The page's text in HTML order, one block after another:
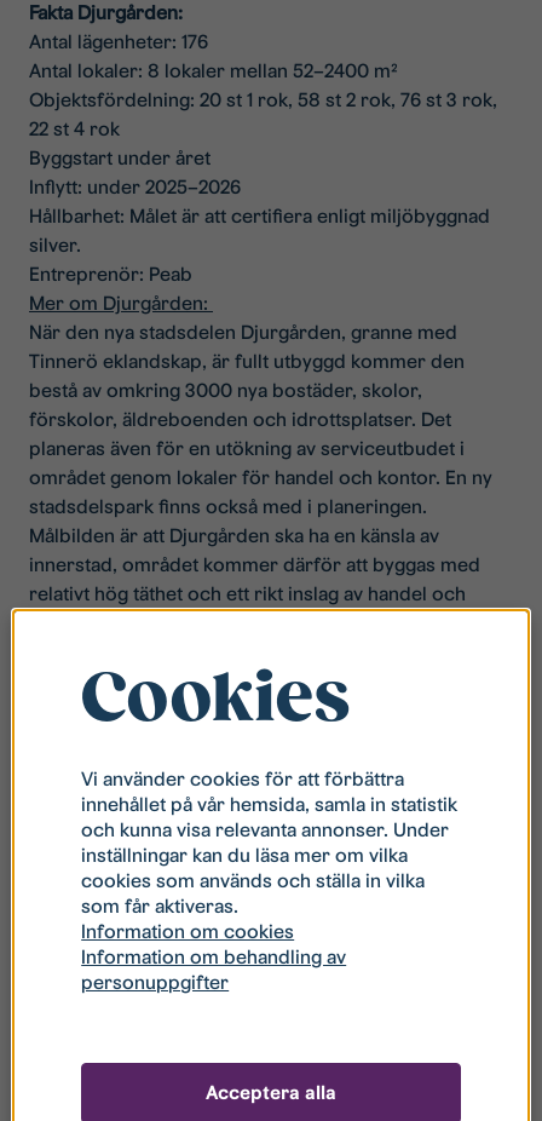
Fakta Djurgården:
Antal lägenheter: 176
Antal lokaler: 8 lokaler mellan 52–2400 m²
Objektsfördelning: 20 st 1 rok, 58 st 2 rok, 76 st 3 rok,
22 st 4 rok
Byggstart under året
Inflytt: under 2025–2026
Hållbarhet: Målet är att certifiera enligt miljöbyggnad
silver.
Entreprenör: Peab
Mer om Djurgården:
När den nya stadsdelen Djurgården, granne med
Tinnerö eklandskap, är fullt utbyggd kommer den
bestå av omkring 3000 nya bostäder, skolor,
förskolor, äldreboenden och idrottsplatser. Det
planeras även för en utökning av serviceutbudet i
området genom lokaler för handel och kontor. En ny
stadsdelspark finns också med i planeringen.
Målbilden är att Djurgården ska ha en känsla av
innerstad, området kommer därför att byggas med
relativt hög täthet och ett rikt inslag av handel och
linkoping.se)
I avtalet ingår även en option på att bygga cirka 50
smålägenheter (ev. coliving-koncept).
Antal lokaler: 0
Övrig byggnation: Gästlägenhet
Objektsfördelning: 40 st 1 rok, 99 st 2 rok, 41 st 3 rok,
12 st 4 rok
Byggstart under året
Inflytt: våren 2026
Cookies
Vi använder cookies för att förbättra
innehållet på vår hemsida, samla in statistik
och kunna visa relevanta annonser. Under
inställningar kan du läsa mer om vilka
cookies som används och ställa in vilka
som får aktiveras.
Information om cookies
Information om behandling av
personuppgifter
Acceptera alla